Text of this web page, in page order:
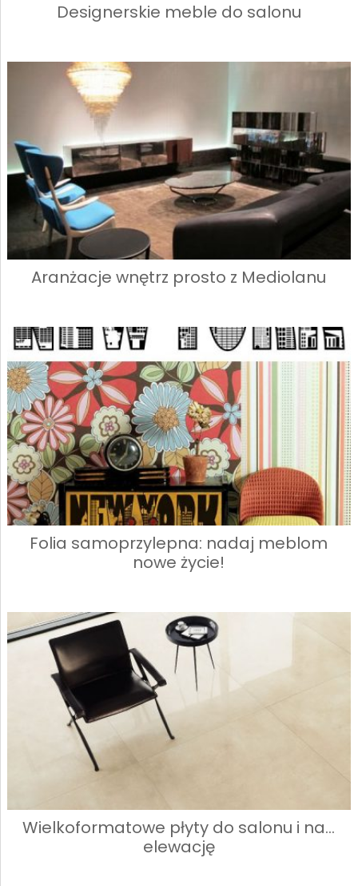
Designerskie meble do salonu
Aranżacje wnętrz prosto z Mediolanu
Folia samoprzylepna: nadaj meblom
nowe życie!
Wielkoformatowe płyty do salonu i na…
elewację